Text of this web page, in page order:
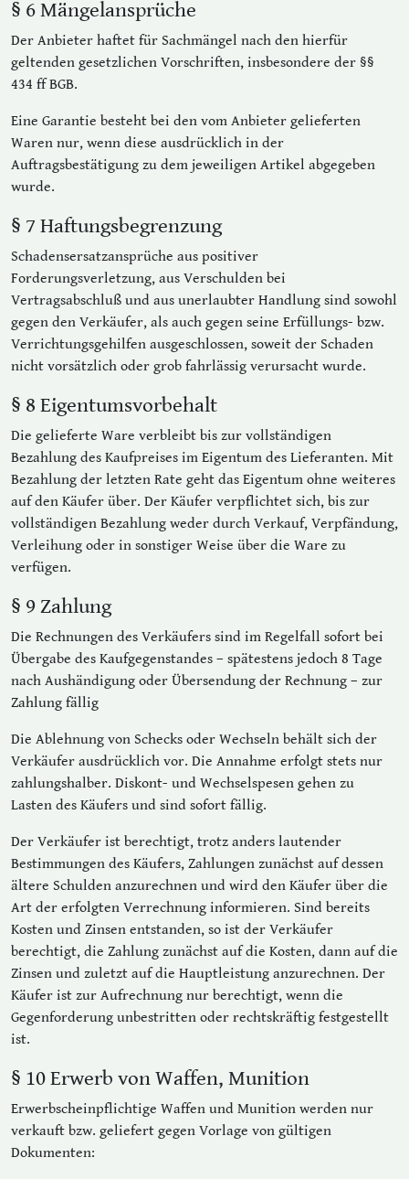
§ 6 Mängelansprüche
Der Anbieter haftet für Sachmängel nach den hierfür
geltenden gesetzlichen Vorschriften, insbesondere der §§
434 ff BGB.
Eine Garantie besteht bei den vom Anbieter gelieferten
Waren nur, wenn diese ausdrücklich in der
Auftragsbestätigung zu dem jeweiligen Artikel abgegeben
wurde.
§ 7 Haftungsbegrenzung
Schadensersatzansprüche aus positiver
Forderungsverletzung, aus Verschulden bei
Vertragsabschluß und aus unerlaubter Handlung sind sowohl
gegen den Verkäufer, als auch gegen seine Erfüllungs- bzw.
Verrichtungsgehilfen ausgeschlossen, soweit der Schaden
nicht vorsätzlich oder grob fahrlässig verursacht wurde.
§ 8 Eigentumsvorbehalt
Die gelieferte Ware verbleibt bis zur vollständigen
Bezahlung des Kaufpreises im Eigentum des Lieferanten. Mit
Bezahlung der letzten Rate geht das Eigentum ohne weiteres
auf den Käufer über. Der Käufer verpflichtet sich, bis zur
vollständigen Bezahlung weder durch Verkauf, Verpfändung,
Verleihung oder in sonstiger Weise über die Ware zu
verfügen.
§ 9 Zahlung
Die Rechnungen des Verkäufers sind im Regelfall sofort bei
Übergabe des Kaufgegenstandes – spätestens jedoch 8 Tage
nach Aushändigung oder Übersendung der Rechnung – zur
Zahlung fällig
Die Ablehnung von Schecks oder Wechseln behält sich der
Verkäufer ausdrücklich vor. Die Annahme erfolgt stets nur
zahlungshalber. Diskont- und Wechselspesen gehen zu
Lasten des Käufers und sind sofort fällig.
Der Verkäufer ist berechtigt, trotz anders lautender
Bestimmungen des Käufers, Zahlungen zunächst auf dessen
ältere Schulden anzurechnen und wird den Käufer über die
Art der erfolgten Verrechnung informieren. Sind bereits
Kosten und Zinsen entstanden, so ist der Verkäufer
berechtigt, die Zahlung zunächst auf die Kosten, dann auf die
Zinsen und zuletzt auf die Hauptleistung anzurechnen. Der
Käufer ist zur Aufrechnung nur berechtigt, wenn die
Gegenforderung unbestritten oder rechtskräftig festgestellt
ist.
§ 10 Erwerb von Waffen, Munition
Erwerbscheinpflichtige Waffen und Munition werden nur
verkauft bzw. geliefert gegen Vorlage von gültigen
Dokumenten: